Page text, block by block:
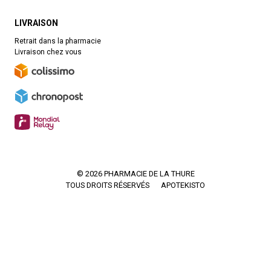
LIVRAISON
Retrait dans la pharmacie
Livraison chez vous
© 2026 PHARMACIE DE LA THURE
TOUS DROITS RÉSERVÉS
APOTEKISTO